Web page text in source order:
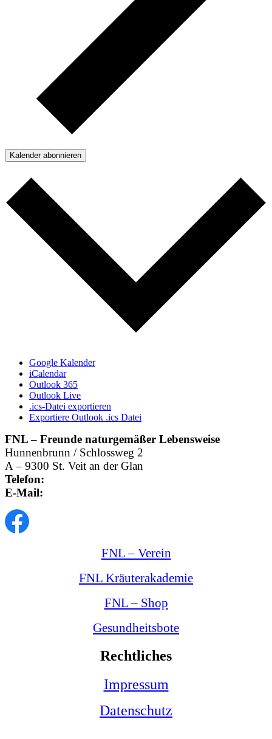
Kalender abonnieren
Google Kalender
iCalendar
Outlook 365
Outlook Live
.ics-Datei exportieren
Exportiere Outlook .ics Datei
FNL – Freunde naturgemäßer Lebensweise
Hunnenbrunn / Schlossweg 2
A – 9300 St. Veit an der Glan
Telefon:
E-Mail:
FNL – Verein
FNL Kräuterakademie
FNL – Shop
Gesundheitsbote
Rechtliches
Impressum
Datenschutz